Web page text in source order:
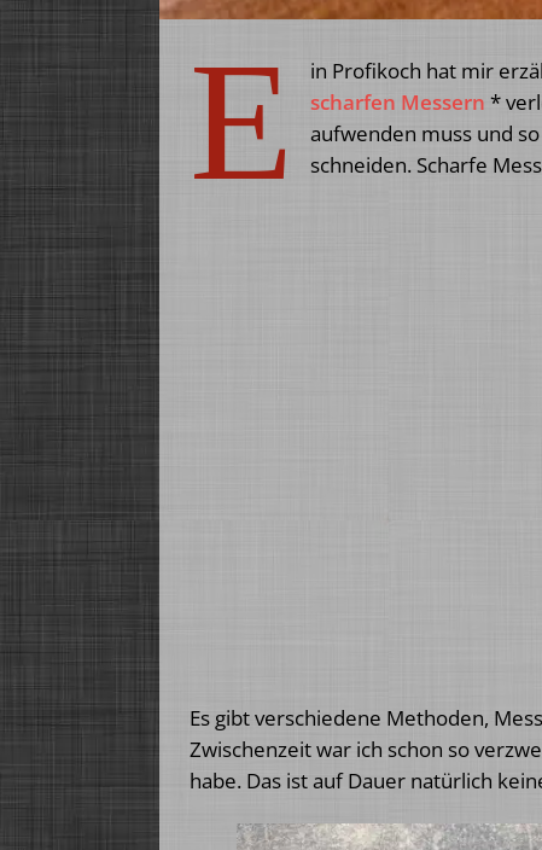
E
in Profikoch hat mir
scharfen Messern *
aufwenden muss und
schneiden. Scharfe
Es gibt verschiedene Methoden,
Zwischenzeit war ich schon so
habe. Das ist auf Dauer natürlich